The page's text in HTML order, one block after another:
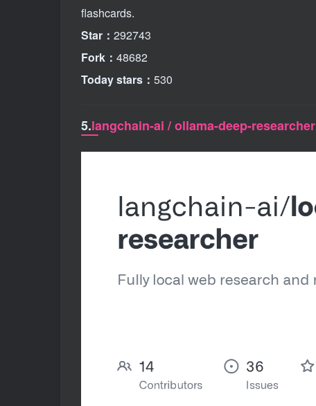
flashcards.
Star： 292743
Fork： 48682
Today stars： 530
5.langchain-ai / ollama-deep-researcher